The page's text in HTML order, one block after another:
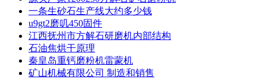
一条生砂石生产线大约多少钱
u9gt2磨叽450固件
江西抚州市方解石研磨机内部结构
石油焦烘干原理
秦皇岛重钙磨粉机雷蒙机
矿山机械有限公司 制造和销售